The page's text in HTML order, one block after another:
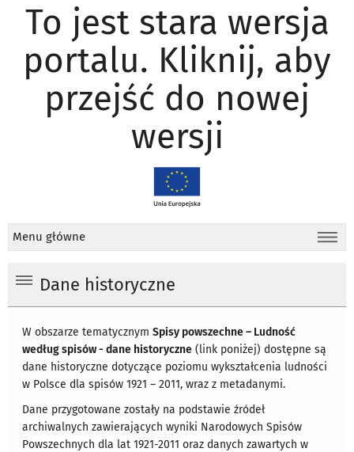
To jest stara wersja
portalu. Kliknij, aby
przejść do nowej
wersji
Menu główne
Dane historyczne
W obszarze tematycznymSpisy powszechne – Ludność
według spisów - dane historyczne (link poniżej) dostępne są
dane historyczne dotyczące poziomu wykształcenia ludności
w Polsce dla spisów 1921 – 2011, wraz z metadanymi.
Dane przygotowane zostały na podstawie źródeł
archiwalnych zawierających wyniki Narodowych Spisów
Powszechnych dla lat 1921-2011 oraz danych zawartych w